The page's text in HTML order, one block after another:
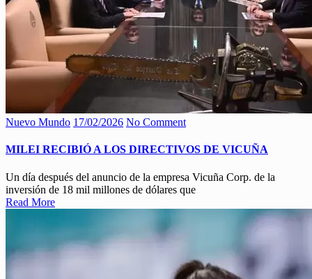
Nuevo Mundo 17/02/2026 No Comment
MILEI RECIBIÓ A LOS DIRECTIVOS DE VICUÑA
Un día después del anuncio de la empresa Vicuña Corp. de la
inversión de 18 mil millones de dólares que
Read More